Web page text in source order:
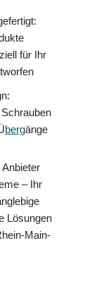
für Ihr
bergänge
– Ihr
Lösungen
Main-